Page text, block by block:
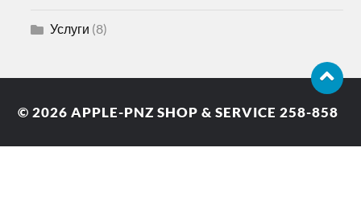
Услуги (8)
© 2026APPLE-PNZ SHOP & SERVICE 258-858